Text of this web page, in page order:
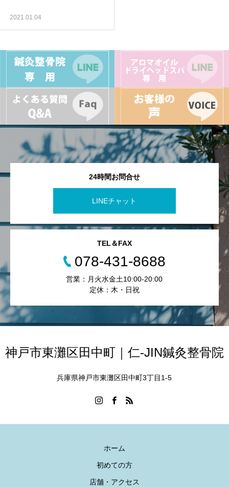
2021.01.04
24時間お問合せ
LINEチャット
TEL＆FAX
078-431-8688
営業：月火水金土10:00-20:00
定休：木・日祝
神戸市東灘区田中町｜仁-JIN鍼灸整骨院
兵庫県神戸市東灘区田中町3丁目1-5
ホーム
初めての方
店舗・アクセス